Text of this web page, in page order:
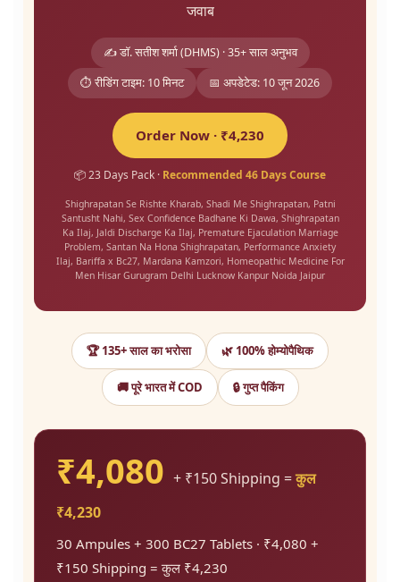
जवाब
✍️ डॉ. सतीश शर्मा (DHMS) · 35+ साल अनुभव
⏱️ रीडिंग टाइम: 10 मिनट
📅 अपडेटेड: 10 जून 2026
Order Now · ₹4,230
📦 23 Days Pack · Recommended 46 Days Course
Shighrapatan Se Rishte Kharab, Shadi Me Shighrapatan, Patni
Santusht Nahi, Sex Confidence Badhane Ki Dawa, Shighrapatan
Ka Ilaj, Jaldi Discharge Ka Ilaj, Premature Ejaculation Marriage
Problem, Santan Na Hona Shighrapatan, Performance Anxiety
Ilaj, Bariffa x Bc27, Mardana Kamzori, Homeopathic Medicine For
Men Hisar Gurugram Delhi Lucknow Kanpur Noida Jaipur
🏆 135+ साल का भरोसा 🌿 100% होम्योपैथिक
🚚 पूरे भारत में COD 🔒 गुप्त पैकिंग
₹4,080 + ₹150 Shipping =कुल
₹4,230
30 Ampules + 300 BC27 Tablets · ₹4,080 +
₹150 Shipping = कुल ₹4,230